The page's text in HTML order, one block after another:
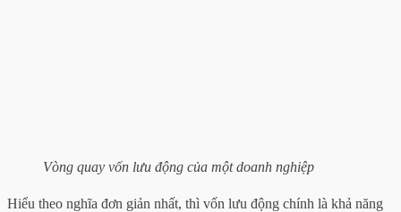
Vòng quay vốn lưu động của một doanh nghiệp
Hiểu theo nghĩa đơn giản nhất, thì vốn lưu động chính là khả năng